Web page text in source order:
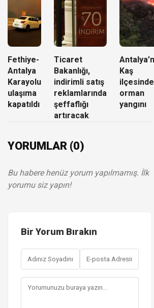
Fethiye-
Antalya
Karayolu
ulaşıma
kapatıldı
Ticaret
Bakanlığı,
indirimli satış
reklamlarında
şeffaflığı
artıracak
Kaş
ilçesinde
orman
yangını
YORUMLAR (0)
Bu habere henüz yorum yapılmamış. İlk
yorumu siz yapın!
Bir Yorum Bırakın